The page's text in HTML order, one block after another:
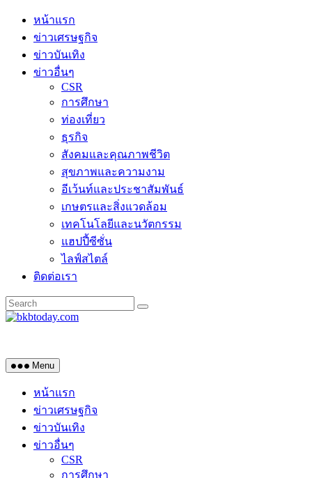
Skip
content
หน้าแรก
ข่าวเศรษฐกิจ
ข่าวบันเทิง
ข่าวอื่นๆ
CSR
การศึกษา
ท่องเที่ยว
ธุรกิจ
สังคมและคุณภาพชีวิต
สุขภาพและความงาม
อีเว้นท์และประชาสัมพันธ์
เกษตรและสิ่งแวดล้อม
เทคโนโลยีและนวัตกรรม
แฮปปี้ซีซั่น
ไลฟ์สไตล์
ติดต่อเรา
Menu
หน้าแรก
ข่าวเศรษฐกิจ
ข่าวบันเทิง
ข่าวอื่นๆ
CSR
การศึกษา